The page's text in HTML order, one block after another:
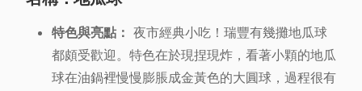
特色與亮點： 夜市經典小吃！瑞豐有幾攤地瓜球
都頗受歡迎。特色在於現捏現炸，看著小顆的地瓜
球在油鍋裡慢慢膨脹成金黃色的大圓球，過程很有